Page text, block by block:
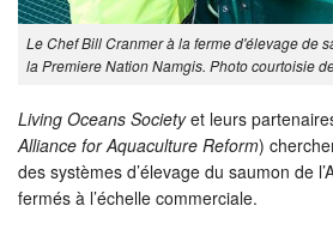
Le Chef Bill Cranmer à la ferme d'élevage de
la Premiere Nation Namgis. Photo courtoisie
Living Oceans Societyet leurs
Alliance for Aquaculture Reform)
des systèmes d’élevage du saumon de
fermés à l’échelle commerciale.